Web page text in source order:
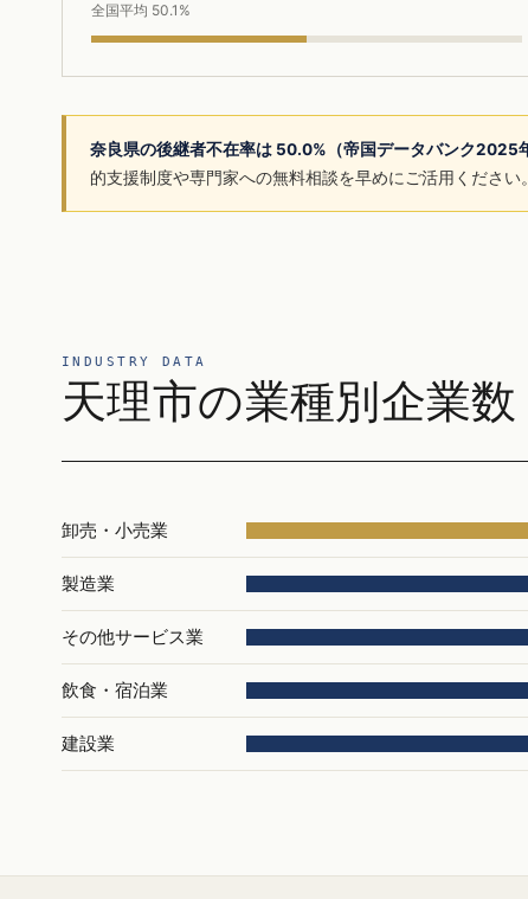
全国平均 50.1%
奈良県の後継者不在率は 50.0%（帝国データバンク2025
的支援制度や専門家への無料相談を早めにご活用ください。
INDUSTRY DATA
天理市の業種別企業数
卸売・小売業
製造業
その他サービス業
飲食・宿泊業
建設業